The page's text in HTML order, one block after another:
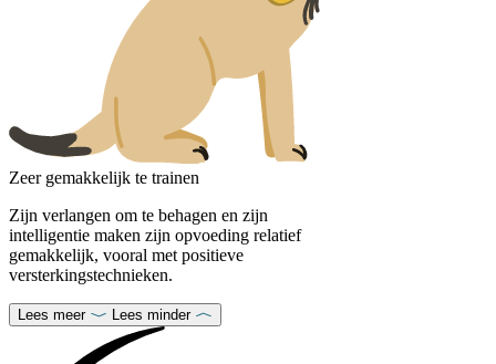
Zeer gemakkelijk te trainen
Zijn verlangen om te behagen en zijn
intelligentie maken zijn opvoeding relatief
gemakkelijk, vooral met positieve
versterkingstechnieken.
Lees meer Lees minder